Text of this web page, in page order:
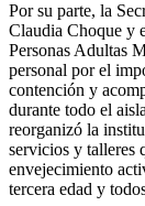
Por su parte, la
Claudia Choque y
Personas Adultas
personal por el
contención y
durante todo el
reorganizó la
servicios y talleres
envejecimiento
tercera edad y